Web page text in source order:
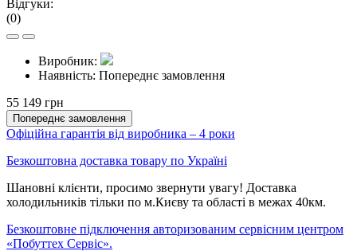
Відгуки:
(0)
Виробник:
Наявність: Попереднє замовлення
55 149 грн
Попереднє замовлення
Офіційна гарантія від виробника – 4 роки
Безкоштовна доставка товару по Україні
Шановні клієнти, просимо звернути увагу! Доставка
холодильників тільки по м.Києву та області в межах 40км.
Безкоштовне підключення авторизованим сервісним центром
«Побуттех Сервіс».